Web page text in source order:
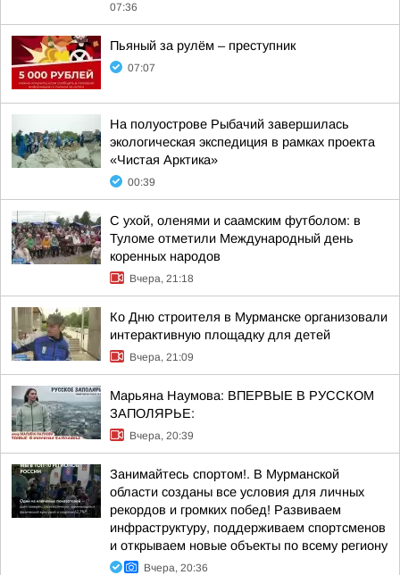
07:36
Пьяный за рулём – преступник
07:07
На полуострове Рыбачий завершилась
экологическая экспедиция в рамках проекта
«Чистая Арктика»
00:39
С ухой, оленями и саамским футболом: в
Туломе отметили Международный день
коренных народов
Вчера, 21:18
Ко Дню строителя в Мурманске организовали
интерактивную площадку для детей
Вчера, 21:09
Марьяна Наумова: ВПЕРВЫЕ В РУССКОМ
ЗАПОЛЯРЬЕ:
Вчера, 20:39
Занимайтесь спортом!. В Мурманской
области созданы все условия для личных
рекордов и громких побед! Развиваем
инфраструктуру, поддерживаем спортсменов
и открываем новые объекты по всему региону
Вчера, 20:36